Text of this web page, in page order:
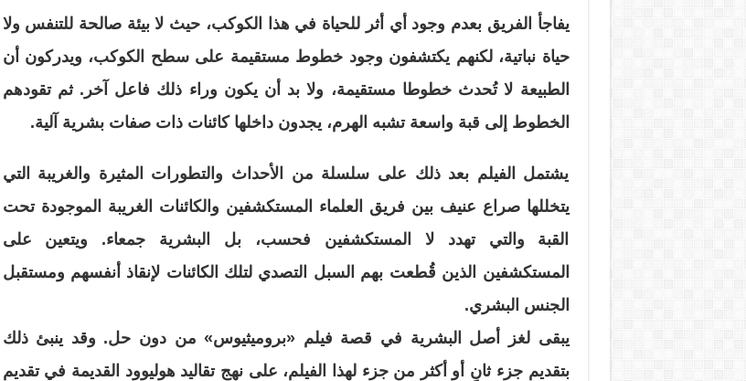
يفاجأ الفريق بعدم وجود أي أثر للحياة في هذا الكوكب، حيث لا بيئة صالحة للتنفس ولا
حياة نباتية، لكنهم يكتشفون وجود خطوط مستقيمة على سطح الكوكب، ويدركون أن
الطبيعة لا تُحدث خطوطا مستقيمة، ولا بد أن يكون وراء ذلك فاعل آخر. ثم تقودهم
الخطوط إلى قبة واسعة تشبه الهرم، يجدون داخلها كائنات ذات صفات بشرية آلية.
يشتمل الفيلم بعد ذلك على سلسلة من الأحداث والتطورات المثيرة والغريبة التي
يتخللها صراع عنيف بين فريق العلماء المستكشفين والكائنات الغريبة الموجودة تحت
القبة والتي تهدد لا المستكشفين فحسب، بل البشرية جمعاء. ويتعين على
المستكشفين الذين قُطعت بهم السبل التصدي لتلك الكائنات لإنقاذ أنفسهم ومستقبل
الجنس البشري.
يبقى لغز أصل البشرية في قصة فيلم «بروميثيوس» من دون حل. وقد ينبئ ذلك
بتقديم جزء ثانٍ أو أكثر من جزء لهذا الفيلم، على نهج تقاليد هوليوود القديمة في تقديم